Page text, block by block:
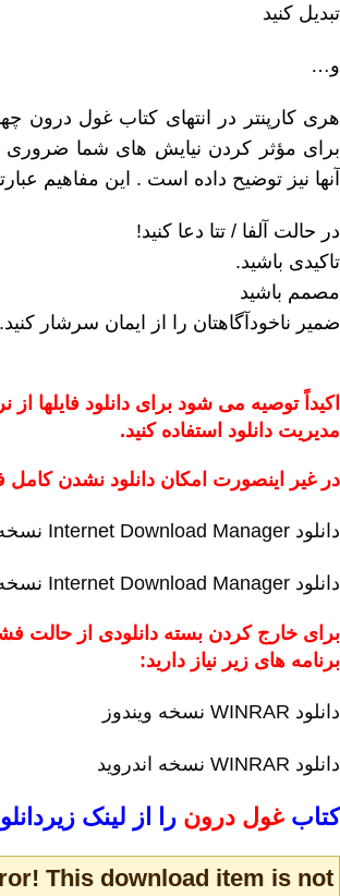
تبدیل کنید
و…
هری کارپنتر در انتهای کتاب غول درون
برای مؤثر کردن نیایش های شما ضروری
آنها نیز توضیح داده است . این مفاهیم
در حالت آلفا / تتا دعا کنید!
تاکیدی باشید.
مصمم باشید
ضمیر ناخودآگاهتان را از ایمان سرشار کنید.
اکیداً توصیه می شود برای دانلود فایلها از
مدیریت دانلود استفاده کنید.
در غیر اینصورت امکان دانلود نشدن کامل
دانلود Internet Download Manager نسخه ویندوز
دانلود Internet Download Manager نسخه اندروید
برای خارج کردن بسته دانلودی از حالت
برنامه های زیر نیاز دارید:
دانلود WINRAR نسخه ویندوز
دانلود WINRAR نسخه اندروید
کتاب غول درون را از لینک زیر
This download item is not